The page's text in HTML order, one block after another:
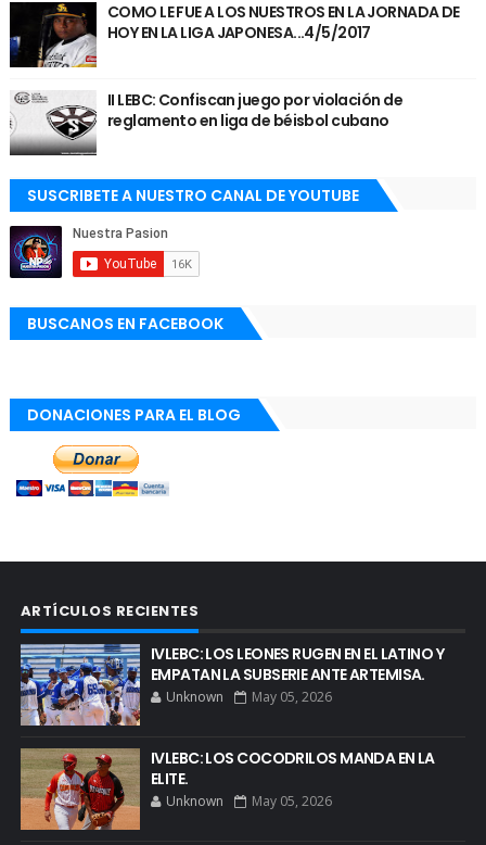
COMO LE FUE A LOS NUESTROS EN LA JORNADA DE
HOY EN LA LIGA JAPONESA...4/5/2017
II LEBC: Confiscan juego por violación de
reglamento en liga de béisbol cubano
SUSCRIBETE A NUESTRO CANAL DE YOUTUBE
BUSCANOS EN FACEBOOK
DONACIONES PARA EL BLOG
ARTÍCULOS RECIENTES
IVLEBC: LOS LEONES RUGEN EN EL LATINO Y
EMPATAN LA SUBSERIE ANTE ARTEMISA.
Unknown May 05, 2026
IVLEBC: LOS COCODRILOS MANDA EN LA
ELITE.
Unknown May 05, 2026